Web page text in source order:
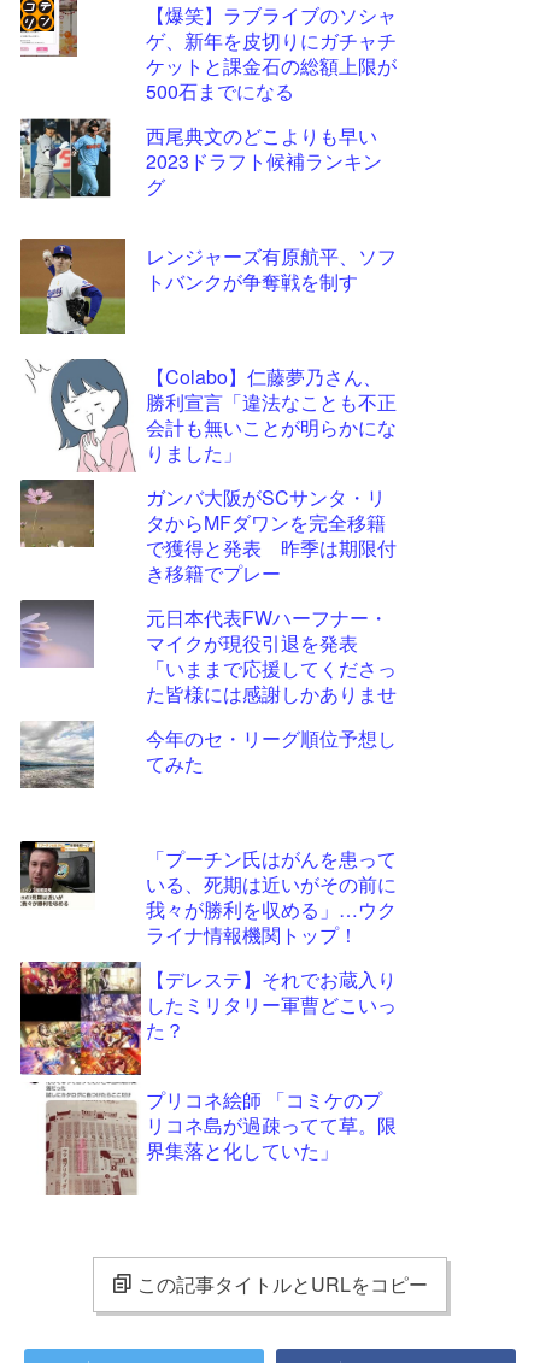
【爆笑】ラブライブのソシャ
ゲ、新年を皮切りにガチャチ
ケットと課金石の総額上限が
500石までになる
西尾典文のどこよりも早い
2023ドラフト候補ランキン
グ
レンジャーズ有原航平、ソフ
トバンクが争奪戦を制す
【Colabo】仁藤夢乃さん、
勝利宣言「違法なことも不正
会計も無いことが明らかにな
りました」
ガンバ大阪がSCサンタ・リ
タからMFダワンを完全移籍
で獲得と発表 昨季は期限付
き移籍でプレー
元日本代表FWハーフナー・
マイクが現役引退を発表
「いままで応援してくださっ
た皆様には感謝しかありませ
今年のセ・リーグ順位予想し
てみた
「プーチン氏はがんを患って
いる、死期は近いがその前に
我々が勝利を収める」…ウク
ライナ情報機関トップ！
【デレステ】それでお蔵入り
したミリタリー軍曹どこいっ
た？
プリコネ絵師 「コミケのプ
リコネ島が過疎ってて草。限
界集落と化していた」
コテ
- 固
定リ
ンク
更新
この記事タイトルとURLをコピー